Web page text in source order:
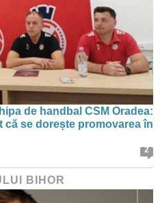
de handbal CSM Oradea:
se dorește promovarea în
2
BIHOR